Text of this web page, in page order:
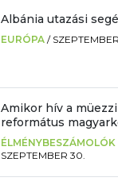
Albánia utazási
EURÓPA /
Amikor hív a
református
ÉLMÉNYBESZÁMOLÓK
SZEPTEMBER 30.